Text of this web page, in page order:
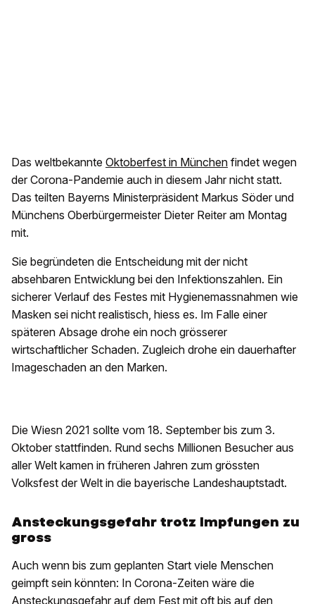
Das weltbekannte Oktoberfest in München findet wegen
der Corona-Pandemie auch in diesem Jahr nicht statt.
Das teilten Bayerns Ministerpräsident Markus Söder und
Münchens Oberbürgermeister Dieter Reiter am Montag
mit.
Sie begründeten die Entscheidung mit der nicht
absehbaren Entwicklung bei den Infektionszahlen. Ein
sicherer Verlauf des Festes mit Hygienemassnahmen wie
Masken sei nicht realistisch, hiess es. Im Falle einer
späteren Absage drohe ein noch grösserer
wirtschaftlicher Schaden. Zugleich drohe ein dauerhafter
Imageschaden an den Marken.
Die Wiesn 2021 sollte vom 18. September bis zum 3.
Oktober stattfinden. Rund sechs Millionen Besucher aus
aller Welt kamen in früheren Jahren zum grössten
Volksfest der Welt in die bayerische Landeshauptstadt.
Ansteckungsgefahr trotz Impfungen zu
gross
Auch wenn bis zum geplanten Start viele Menschen
geimpft sein könnten: In Corona-Zeiten wäre die
Ansteckungsgefahr auf dem Fest mit oft bis auf den